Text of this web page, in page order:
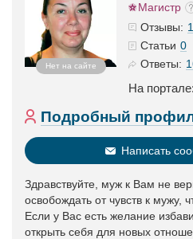
Нет на сайте
Магистр
Отзывы:
Статьи 0
Ответы:
На портале:
Подробный
Написать
Здравствуйте, муж к Вам не
освобождать от чувств к мужу,
Если у Вас есть желание
открыть себя для новых